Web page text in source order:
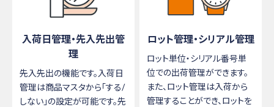
入荷日管理・先入先出管
理
先入先出の機能です。入荷日
管理は商品マスタから「する/
しない」の設定が可能です。先
ロット管理・シリアル管理
ロット単位・シリアル番号単
位での出荷管理ができます。
また、ロット管理は入荷から
管理することができ、ロットを